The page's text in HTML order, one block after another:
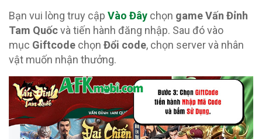
Bạn vui lòng truy cập Vào Đây chọn game Vấn Đỉnh
Tam Quốcvà tiến hành đăng nhập. Sau đó vào
mục Giftcode chọn Đổi code, chọn server và nhân
vật muốn nhận thưởng.